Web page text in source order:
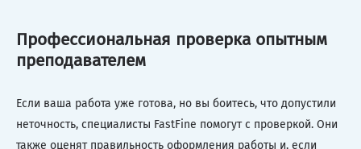
Профессиональная проверка опытным
преподавателем
Если ваша работа уже готова, но вы боитесь, что допустили
неточность, специалисты FastFine помогут с проверкой. Они
также оценят правильность оформления работы и, если